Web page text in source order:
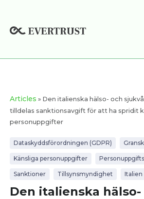
innehåll
Articles » Den italienska hälso- och
tilldelas sanktionsavgift för att ha spridit
personuppgifter
Dataskyddsförordningen (GDPR)
Känsliga personuppgifter
Sanktioner Tillsynsmyndighet Italien
Den italienska hälso-